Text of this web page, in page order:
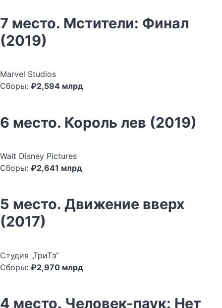
7 место. Мстители: Финал
(2019)
Marvel Studios
Сборы: ₽2,594 млрд
6 место. Король лев (2019)
Walt Disney Pictures
Сборы: ₽2,641 млрд
5 место. Движение вверх
(2017)
Студия „ТриТэ“
Сборы: ₽2,970 млрд
4 место. Человек-паук: Нет